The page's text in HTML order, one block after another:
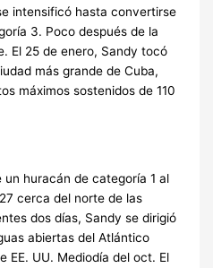
intensificó hasta convertirse
3. Poco después de la
El 25 de enero, Sandy tocó
más grande de Cuba,
máximos sostenidos de 110
huracán de categoría 1 al
cerca del norte de las
dos días, Sandy se dirigió
abiertas del Atlántico
EE. UU. Mediodía del oct. El